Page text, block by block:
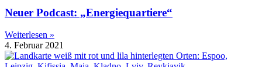
Neuer Podcast: „Energiequartiere“
Weiterlesen »
4. Februar 2021